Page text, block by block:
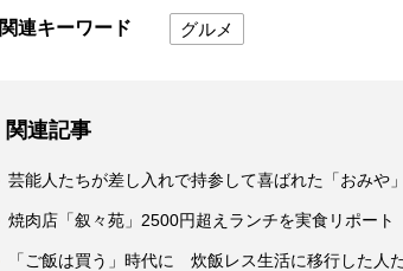
関連キーワード グルメ
関連記事
芸能人たちが差し入れで持参して喜ばれた「おみや
焼肉店「叙々苑」2500円超えランチを実食リポー
「ご飯は買う」時代に 炊飯レス生活に移行した人